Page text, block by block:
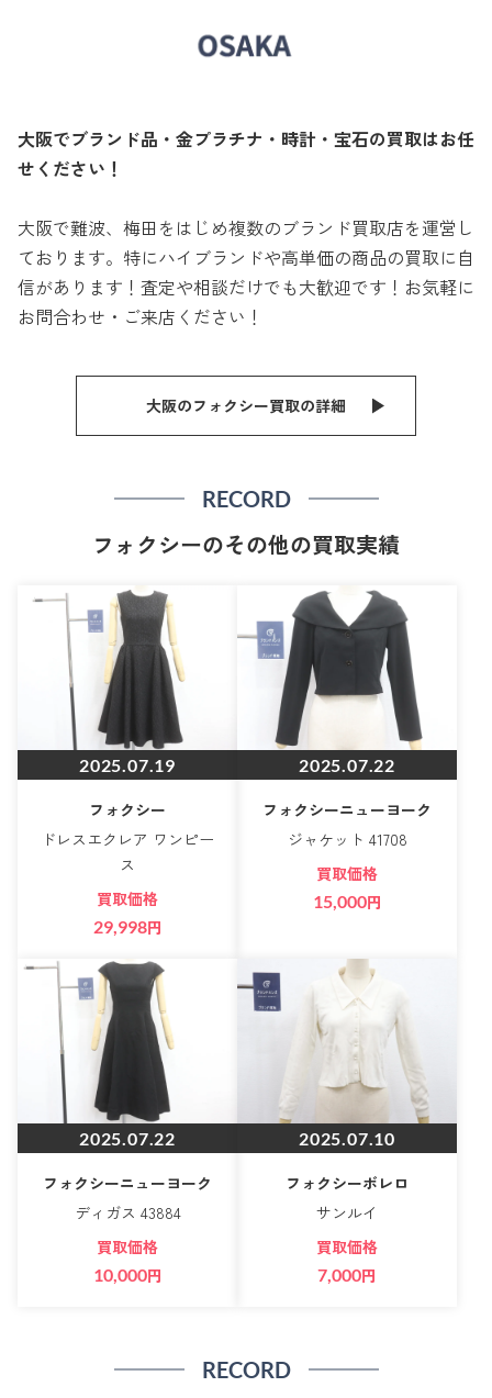
大阪でブランド品・金プラチナ・時計・宝石の買取はお任
せください！
大阪で難波、梅田をはじめ複数のブランド買取店を運営し
ております。特にハイブランドや高単価の商品の買取に自
信があります！査定や相談だけでも大歓迎です！お気軽に
お問合わせ・ご来店ください！
大阪のフォクシー買取の詳細
RECORD
フォクシーのその他の買取実績
2025.07.19
フォクシー
ドレスエクレア ワンピー
ス
買取価格
29,998円
2025.07.22
フォクシーニューヨーク
ジャケット 41708
買取価格
15,000円
2025.07.22
フォクシーニューヨーク
ディガス 43884
買取価格
10,000円
2025.07.10
フォクシーボレロ
サンルイ
買取価格
7,000円
RECORD